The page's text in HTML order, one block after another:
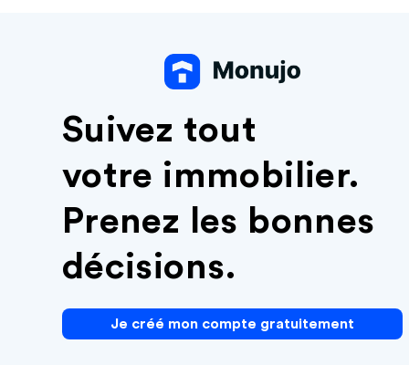
Suivez tout
votre immobilier.
Prenez les bonnes
décisions.
Je créé mon compte gratuitement